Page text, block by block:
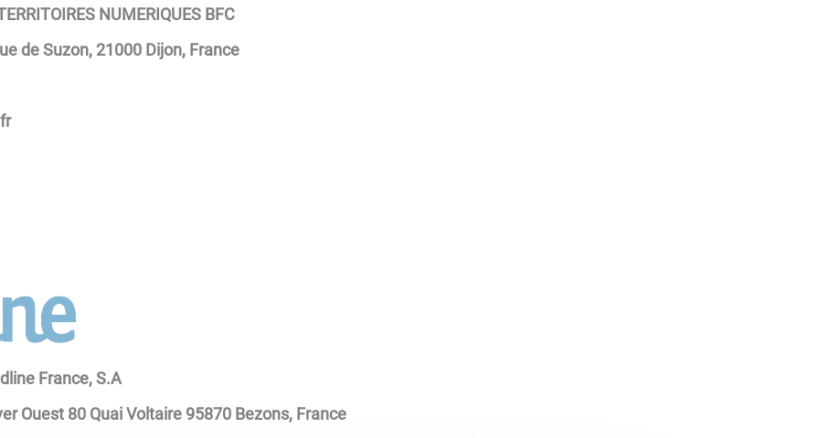
NUMERIQUES BFC
de Suzon, 21000 Dijon, France
France, S.A
Ouest 80 Quai Voltaire 95870 Bezons, France